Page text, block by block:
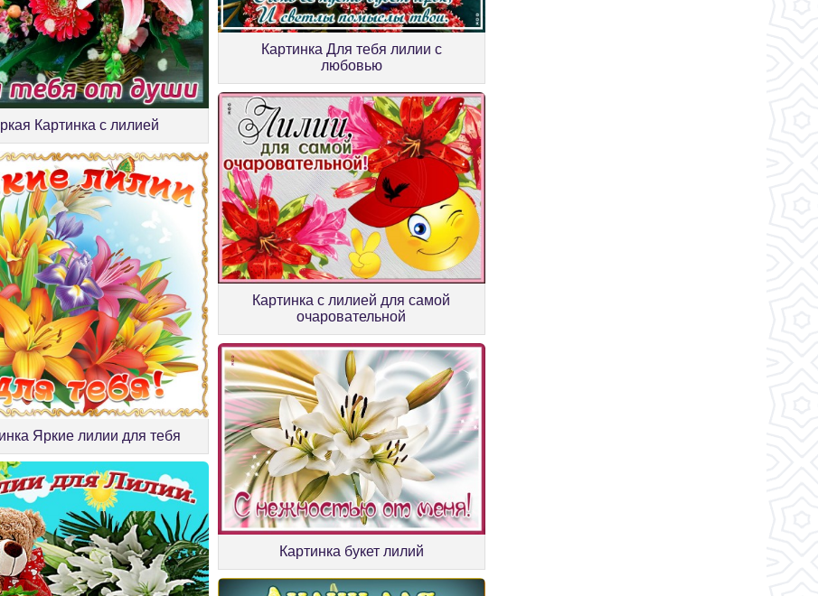
Картинка с лилией
Картинка Для тебя лилии с
любовью
Яркие лилии для тебя
Картинка с лилией для самой
очаровательной
Картинка букет лилий